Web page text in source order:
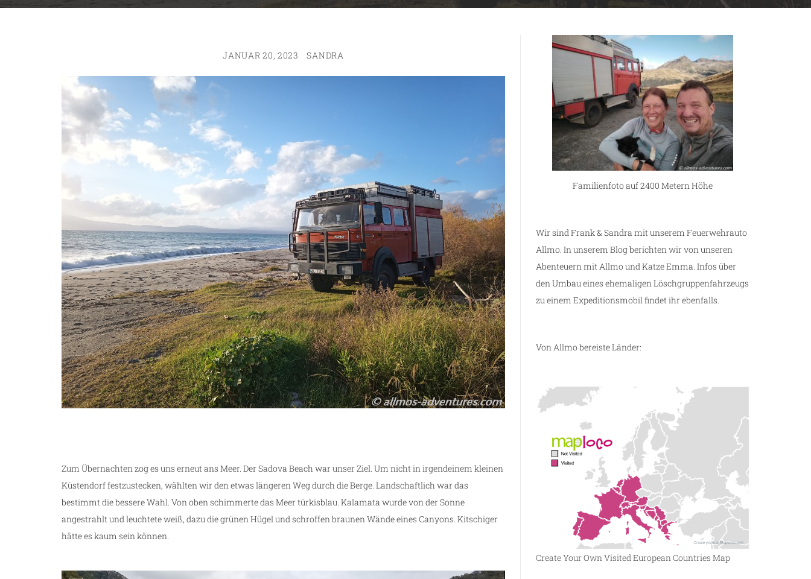
JANUAR 20, 2023 SANDRA
Zum Übernachten zog es uns erneut ans Meer. Der Sadova Beach war unser Ziel. Um nicht in irgendeinem kleinen
Küstendorf festzustecken, wählten wir den etwas längeren Weg durch die Berge. Landschaftlich war das
bestimmt die bessere Wahl. Von oben schimmerte das Meer türkisblau. Kalamata wurde von der Sonne
angestrahlt und leuchtete weiß, dazu die grünen Hügel und schroffen braunen Wände eines Canyons. Kitschiger
hätte es kaum sein können.
Familienfoto auf 2400 Metern Höhe
Wir sind Frank & Sandra mit unserem Feuerwehrauto
Allmo. In unserem Blog berichten wir von unseren
Abenteuern mit Allmo und Katze Emma. Infos über
den Umbau eines ehemaligen Löschgruppenfahrzeugs
zu einem Expeditionsmobil findet ihr ebenfalls.
Von Allmo bereiste Länder:
Create Your Own Visited European Countries Map